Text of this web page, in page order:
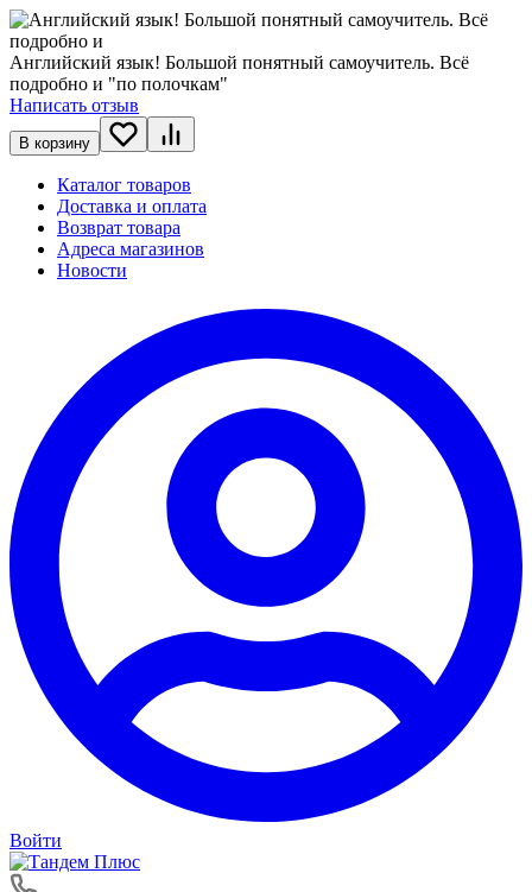
Английский язык! Большой понятный самоучитель. Всё
подробно и "по полочкам"
Написать отзыв
В корзину
Каталог товаров
Доставка и оплата
Возврат товара
Адреса магазинов
Новости
Войти